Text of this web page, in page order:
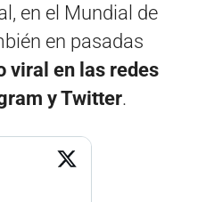
en el Mundial de
en pasadas
viral en las redes
y Twitter.